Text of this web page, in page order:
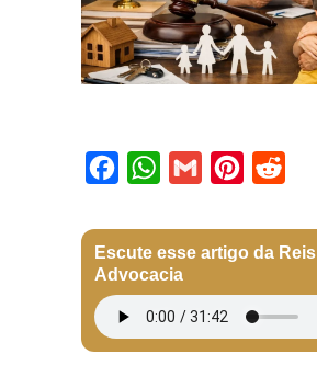
FacebookWhatsApp
Gmail Pinterest
Escute esse artigo da Reis
Advocacia